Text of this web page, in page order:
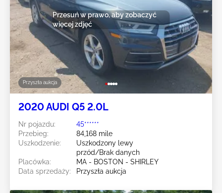
Przyszła aukcja
Przesuń w prawo, aby zobaczyć
więcej zdjęć
2020 AUDI Q5 2.0L
Nr pojazdu:
45******
Przebieg:
84,168 mile
Uszkodzenie:
Uszkodzony lewy
przód/Brak danych
Placówka:
MA - BOSTON - SHIRLEY
Data sprzedaży:
Przyszła aukcja